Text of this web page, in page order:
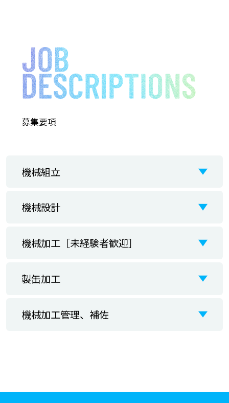
募集要項
機械組立
機械設計
機械加工［未経験者歓迎］
製缶加工
機械加工管理、補佐